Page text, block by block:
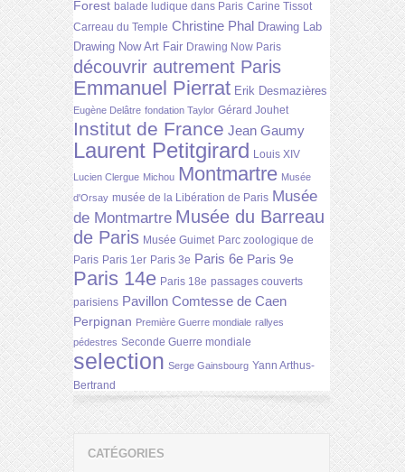
Forest balade ludique dans Paris Carine Tissot
Carreau du Temple Christine Phal Drawing Lab
Drawing Now Art Fair Drawing Now Paris
découvrir autrement Paris
Emmanuel Pierrat Erik Desmazières
Eugène Delâtre fondation Taylor Gérard Jouhet
Institut de France Jean Gaumy
Laurent Petitgirard Louis XIV
Lucien Clergue Michou Montmartre Musée
d'Orsay musée de la Libération de Paris Musée
de Montmartre Musée du Barreau
de Paris Musée Guimet Parc zoologique de
Paris Paris 1er Paris 3e Paris 6e Paris 9e
Paris 14e Paris 18e passages couverts
parisiens Pavillon Comtesse de Caen
Perpignan Première Guerre mondiale rallyes
pédestres Seconde Guerre mondiale
selection Serge Gainsbourg Yann Arthus-
Bertrand
CATÉGORIES